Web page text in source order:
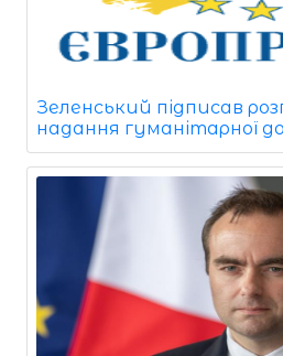
Зеленський підписав
надання гуманітарної